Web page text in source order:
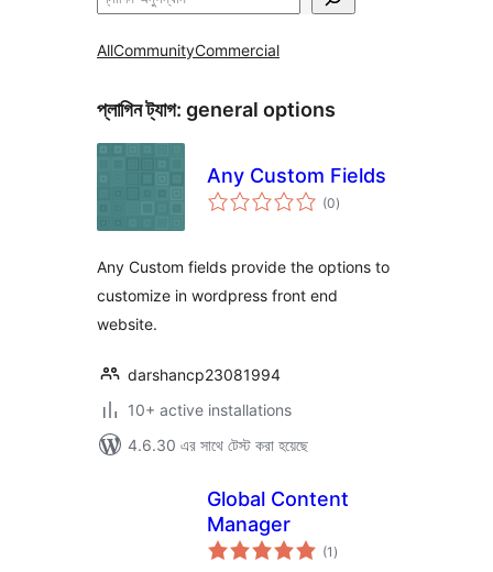
AllCommunityCommercial
প্লাগিন ট্যাগ: general options
Any Custom Fields
(0total
ratings
)
Any Custom fields provide the options to
customize in wordpress front end
website.
darshancp23081994
10+ active installations
4.6.30 এর সাথে টেস্ট করা হয়েছে
Global Content
Manager
(1 total
ratings
)